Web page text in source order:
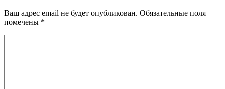
Ваш адрес email не будет опубликован. Обязательные поля
помечены *